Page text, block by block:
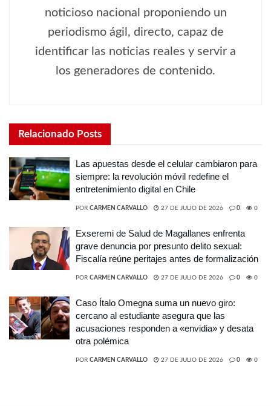
noticioso nacional proponiendo un
periodismo ágil, directo, capaz de
identificar las noticias reales y servir a
los generadores de contenido.
Relacionado Posts
Las apuestas desde el celular cambiaron para
siempre: la revolución móvil redefine el
entretenimiento digital en Chile
POR CARMEN CARVALLO 27 DE JULIO DE 2026 0 0
Exseremi de Salud de Magallanes enfrenta
grave denuncia por presunto delito sexual:
Fiscalía reúne peritajes antes de formalización
POR CARMEN CARVALLO 27 DE JULIO DE 2026 0 0
Caso Ítalo Omegna suma un nuevo giro:
cercano al estudiante asegura que las
acusaciones responden a «envidia» y desata
otra polémica
POR CARMEN CARVALLO 27 DE JULIO DE 2026 0 0